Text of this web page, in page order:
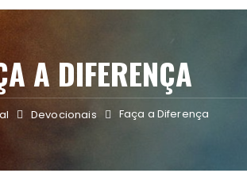
A DIFERENÇA
Devocionais Faça a Diferença